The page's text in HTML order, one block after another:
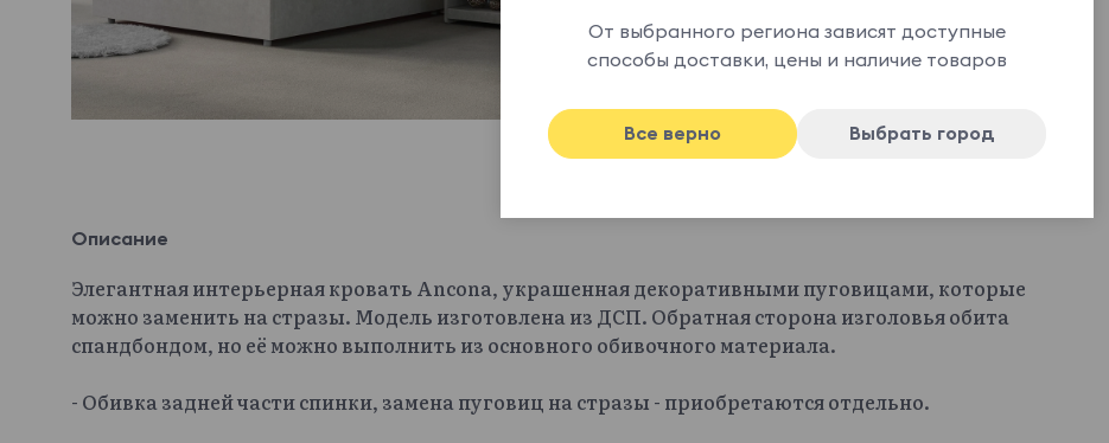
Описание
Элегантная интерьерная кровать Ancona, украшенная декоративными пуговицами, которые
можно заменить на стразы. Модель изготовлена из ДСП. Обратная сторона изголовья обита
спандбондом, но её можно выполнить из основного обивочного материала.
- Обивка задней части спинки, замена пуговиц на стразы - приобретаются отдельно.
От выбранного региона зависят доступные
способы доставки, цены и наличие товаров
Все верно Выбрать город